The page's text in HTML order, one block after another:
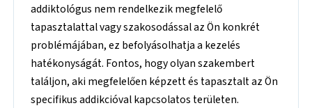
addiktológus nem rendelkezik megfelelő
tapasztalattal vagy szakosodással az Ön konkrét
problémájában, ez befolyásolhatja a kezelés
hatékonyságát. Fontos, hogy olyan szakembert
találjon, aki megfelelően képzett és tapasztalt az Ön
specifikus addikcióval kapcsolatos területen.